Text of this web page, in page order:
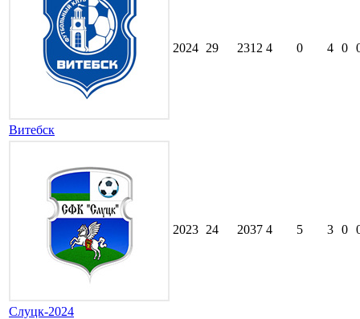
Витебск
2024 29 2312 4 0 4 0
Слуцк-2024
2023 24 2037 4 5 3 0